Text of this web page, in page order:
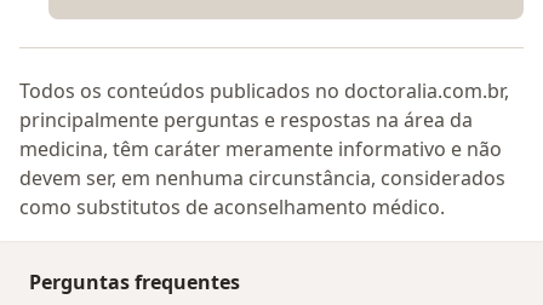
Todos os conteúdos publicados no doctoralia.com.br,
principalmente perguntas e respostas na área da
medicina, têm caráter meramente informativo e não
devem ser, em nenhuma circunstância, considerados
como substitutos de aconselhamento médico.
Perguntas frequentes